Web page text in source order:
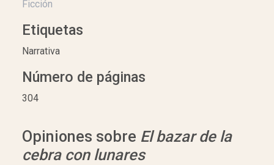
Ficción
Etiquetas
Narrativa
Número de páginas
304
Opiniones sobre El bazar de la
cebra con lunares